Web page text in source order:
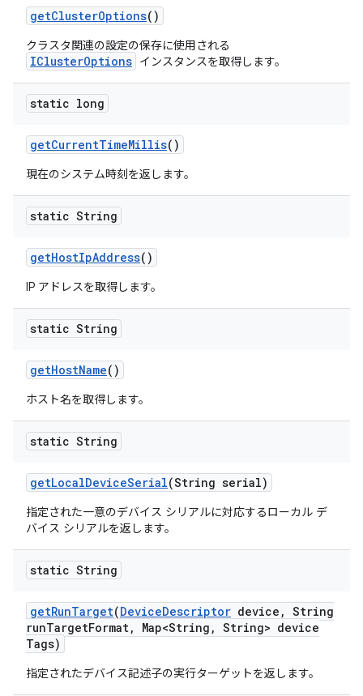
getClusterOptions()
クラスタ関連の設定の保存に使用される
IClusterOptions インスタンスを取得します。
static long
getCurrentTimeMillis()
現在のシステム時刻を返します。
static String
getHostIpAddress()
IP アドレスを取得します。
static String
getHostName()
ホスト名を取得します。
static String
getLocalDeviceSerial(String serial)
指定された一意のデバイス シリアルに対応するローカル デ
バイス シリアルを返します。
static String
getRunTarget(DeviceDescriptor device , String
runTargetFormat, Map<String , String> device
Tags)
指定されたデバイス記述子の実行ターゲットを返します。